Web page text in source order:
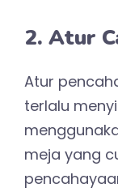
2. Atur
Atur
terlalu
meja yang